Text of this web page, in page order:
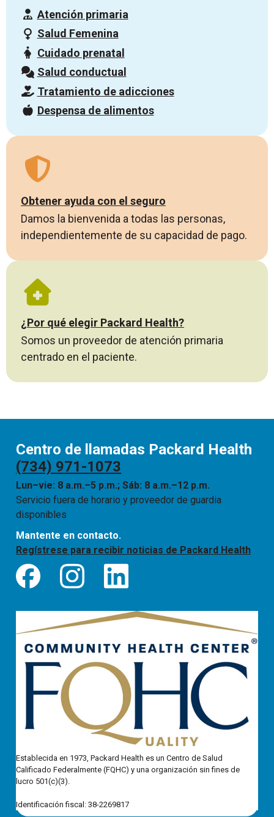
Atención primaria
Salud Femenina
Cuidado prenatal
Salud conductual
Tratamiento de adicciones
Despensa de alimentos
Obtener ayuda con el seguro
Damos la bienvenida a todas las personas,
independientemente de su capacidad de pago.
¿Por qué elegir Packard Health?
Somos un proveedor de atención primaria
centrado en el paciente.
Centro de llamadas Packard Health
(734) 971-1073
Lun–vie: 8 a.m.–5 p.m.; Sáb: 8 a.m.–12 p.m.
Servicio fuera de horario y proveedor de guardia
disponibles
Mantente en contacto.
Regístrese para recibir noticias de Packard Health
Establecida en 1973, Packard Health es un Centro de Salud
Calificado Federalmente (FQHC) y una organización sin fines de
lucro 501(c)(3).
Identificación fiscal: 38-2269817